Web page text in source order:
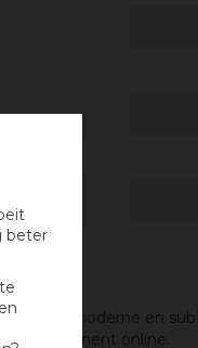
beter
moderne en
assortiment online.